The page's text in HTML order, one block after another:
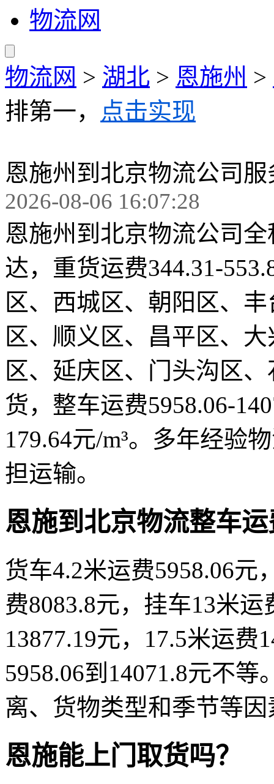
物流网
物流网 > 湖北 > 恩施州 >
排第一， 点击实现
恩施州到北京物流公司
2026-08-06 16:07:28
恩施州到北京物流公司
达，重货运费344.31-
区、西城区、朝阳区、
区、顺义区、昌平区、
区、延庆区、门头沟区
货，整车运费5958.06-
179.64元/m³。多年经验
担运输。
恩施到北京物流整车
货车4.2米运费5958.06元
费8083.8元，挂车13米
13877.19元，17.5米运费
5958.06到14071.8元不
离、货物类型和季节等
恩施能上门取货吗？